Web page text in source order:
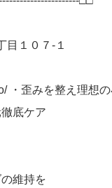
目１０７-１
・歪みを整え理想
底ケア
維持を